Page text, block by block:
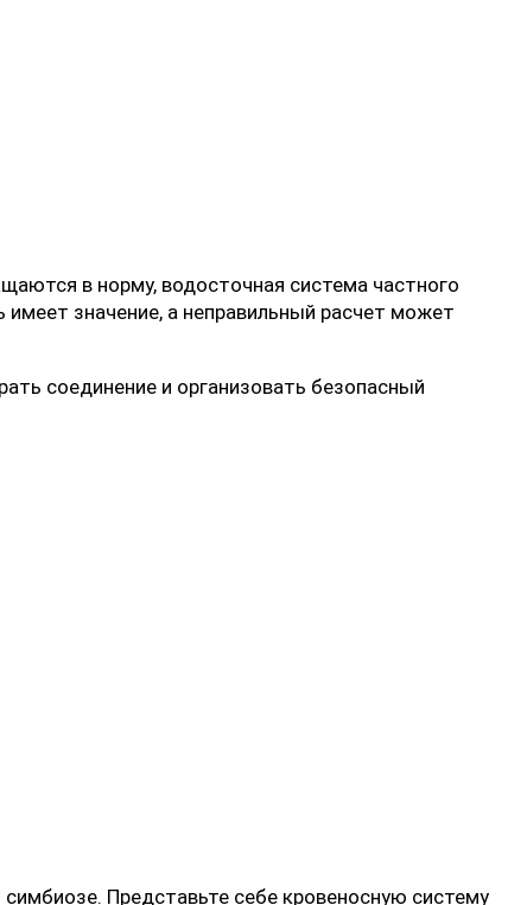
в норму, водосточная система частного
значение, а неправильный расчет может
соединение и организовать безопасный
Представьте себе кровеносную систему